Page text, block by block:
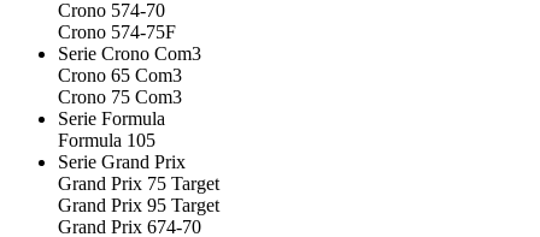
Crono 574-70
Crono 574-75F
Serie Crono Com3
Crono 65 Com3
Crono 75 Com3
Serie Formula
Formula 105
Serie Grand Prix
Grand Prix 75 Target
Grand Prix 95 Target
Grand Prix 674-70